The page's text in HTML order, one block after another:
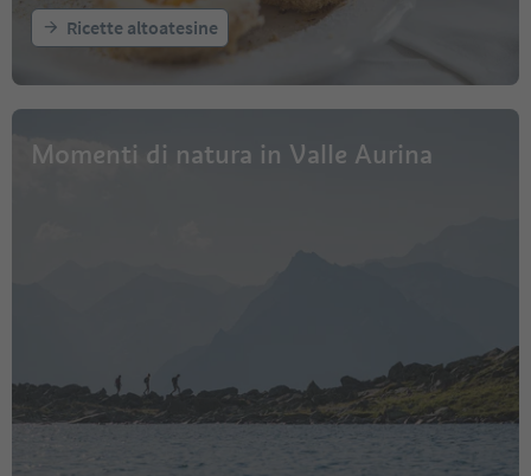
Ricette altoatesine
Momenti di natura in Valle Aurina